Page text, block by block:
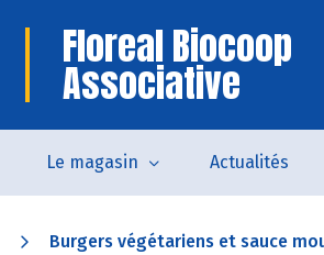
Floreal Biocoop
Associative
Le magasin Actualités
Burgers végétariens et sauce